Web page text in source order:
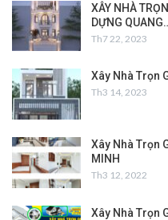
XÂY NHÀ
DỰNG
Th7 22, 2023
Xây Nhà Trọn
Th3 14, 2023
Xây Nhà Trọn
MINH
Th3 12, 2022
Xây Nhà Trọn